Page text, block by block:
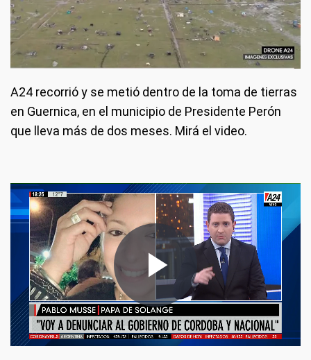
A24 recorrió y se metió dentro de la toma de tierras
en Guernica, en el municipio de Presidente Perón
que lleva más de dos meses. Mirá el video.